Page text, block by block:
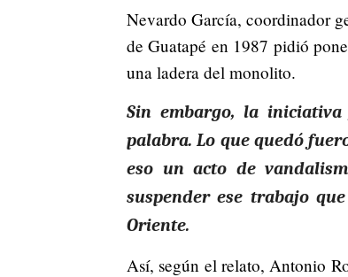
Nevardo García, coordinador
de Guatapé en 1987 pidió
una ladera del monolito.
Sin embargo, la
palabra. Lo que quedó
eso un acto de
suspender ese trabajo
Oriente.
Así, según el relato, Antonio